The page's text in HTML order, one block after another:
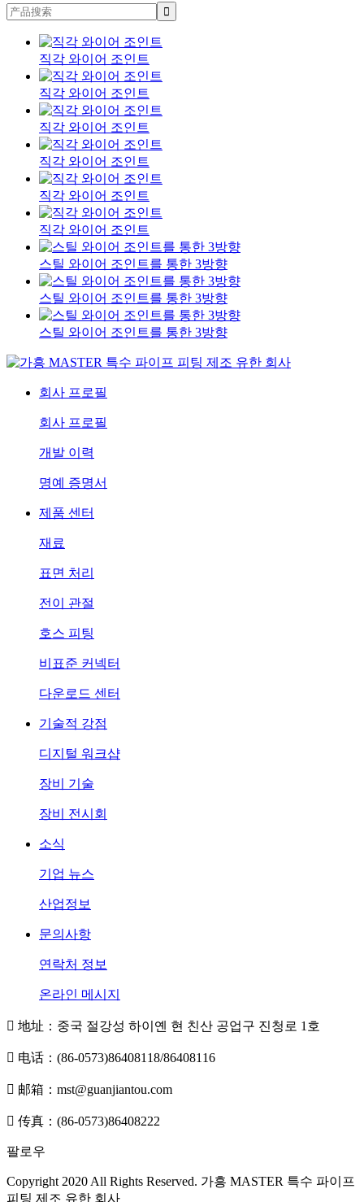
직각 와이어 조인트
직각 와이어 조인트
직각 와이어 조인트
직각 와이어 조인트
직각 와이어 조인트
직각 와이어 조인트
스틸 와이어 조인트를 통한 3방향
스틸 와이어 조인트를 통한 3방향
스틸 와이어 조인트를 통한 3방향
회사 프로필
회사 프로필
개발 이력
명예 증명서
제품 센터
재료
표면 처리
전이 관절
호스 피팅
비표준 커넥터
다운로드 센터
기술적 강점
디지털 워크샵
장비 기술
장비 전시회
소식
기업 뉴스
산업정보
문의사항
연락처 정보
온라인 메시지
 地址：중국 절강성 하이옌 현 친산 공업구 진청로 1호
 电话：(86-0573)86408118/86408116
 邮箱：mst@guanjiantou.com
 传真：(86-0573)86408222
팔로우
Copyright 2020 All Rights Reserved. 가흥 MASTER 특수 파이프
피팅 제조 유한 회사